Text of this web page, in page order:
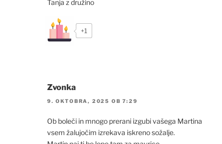
Tanja z družino
+1
Zvonka
9. OKTOBRA, 2025 OB 7:29
Ob boleči in mnogo prerani izgubi vašega Martina
vsem žalujočim izrekava iskreno sožalje.